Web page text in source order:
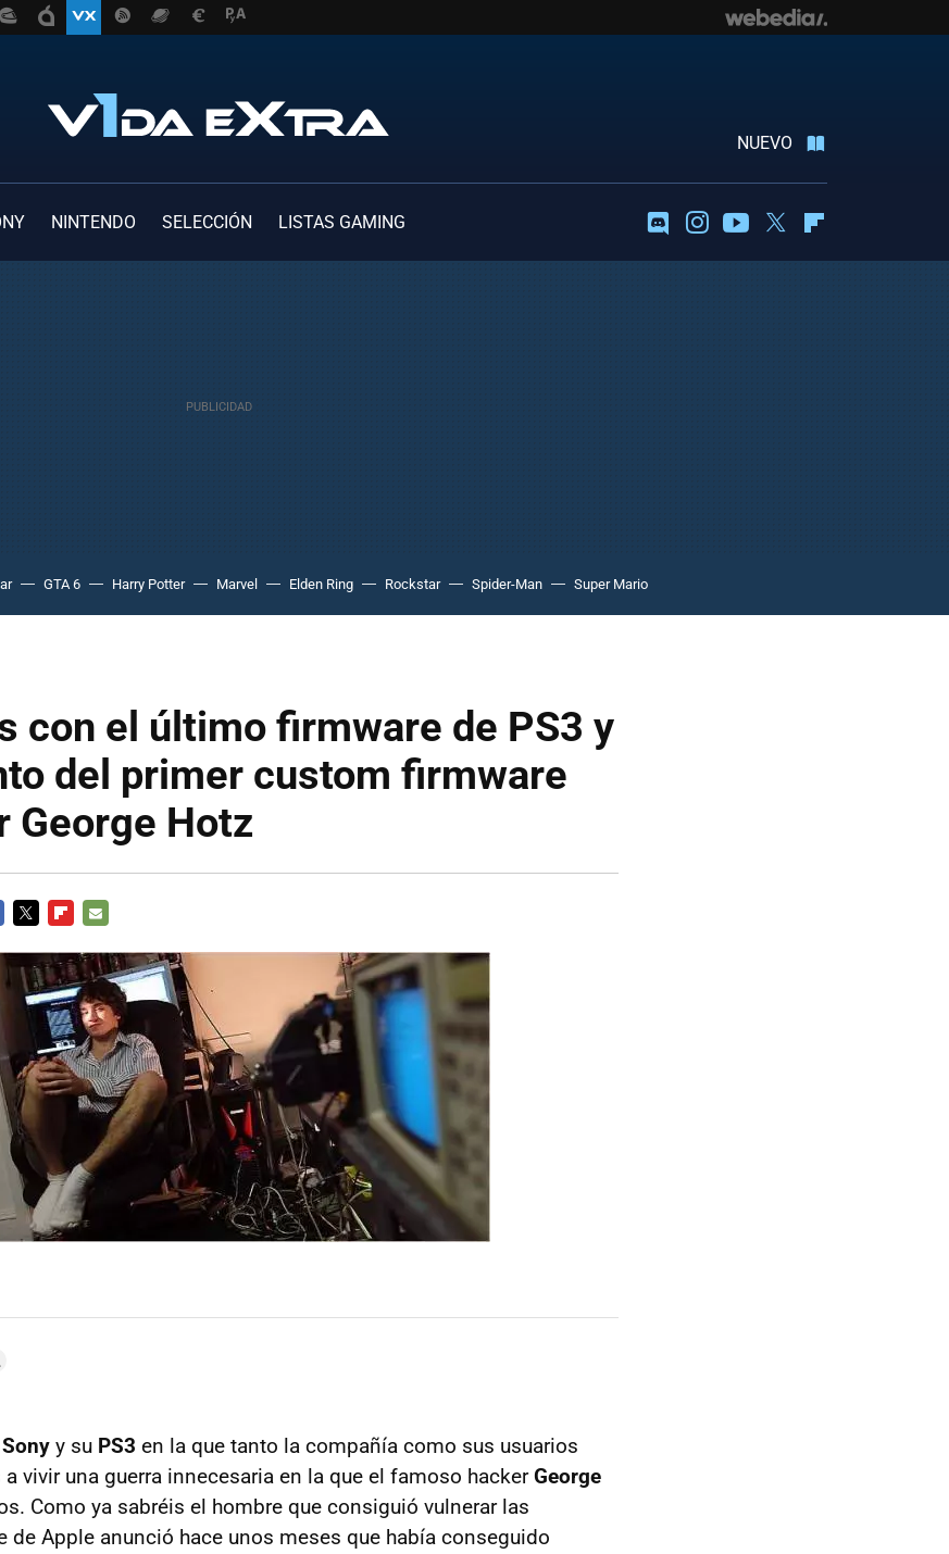
NUEVO
NINTENDO SELECCIÓN LISTAS GAMING DiscordInstagramYoutubeTwitter
GTA 6 Harry Potter Marvel Elden Ring Rockstar Spider-Man Super Mario
con el último firmware de PS3 y
del primer custom firmware
George Hotz
MAIL
Sony y su PS3 en la que tanto la compañía como sus usuarios
vivir una guerra innecesaria en la que el famoso hackerGeorge
Como ya sabréis el hombre que consiguió vulnerar las
de Apple anunció hace unos meses que había conseguido